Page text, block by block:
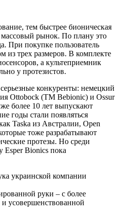
тем быстрее бионическая
рынок. По плану это
При покупке пользователь
из трех размеров. В комплекте
а культеприемник
у протезистов.
конкуренты: немецкий
Ottobock (ТМ Bebionic) и Ossur
более 10 лет выпускают
годы стали появляться
Taska из Австралии, Open
тоже разрабатывают
протезы. Но среди
Esper Bionics пока
руки – с более
усовершенствованной